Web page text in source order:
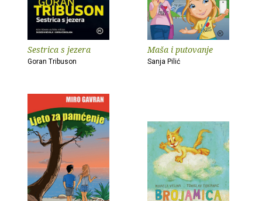
Sestrica s jezera
Goran Tribuson
Maša i putovanje
Sanja Pilić